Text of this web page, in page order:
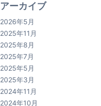
アーカイブ
2026年5月
2025年11月
2025年8月
2025年7月
2025年5月
2025年3月
2024年11月
2024年10月